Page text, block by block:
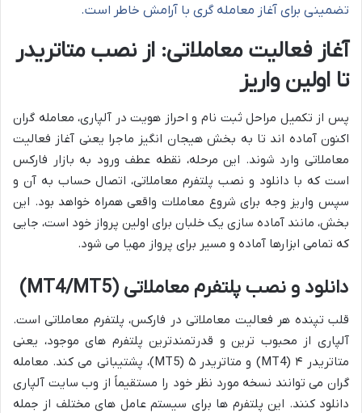
تضمینی برای آغاز معامله گری با آرامش خاطر است.
آغاز فعالیت معاملاتی: از نصب متاتریدر
تا اولین واریز
پس از تکمیل مراحل ثبت نام و احراز هویت در آلپاری، معامله گران
اکنون آماده اند تا به بخش هیجان انگیز ماجرا یعنی آغاز فعالیت
معاملاتی وارد شوند. این مرحله، نقطه عطف ورود به بازار فارکس
است که با دانلود و نصب پلتفرم معاملاتی، اتصال حساب به آن و
سپس واریز وجه برای شروع معاملات واقعی همراه خواهد بود. این
بخش، مانند آماده سازی یک خلبان برای اولین پرواز خود است، جایی
که تمامی ابزارها آماده و مسیر برای پرواز مهیا می شود.
دانلود و نصب پلتفرم معاملاتی (MT4/MT5)
قلب تپنده هر فعالیت معاملاتی در فارکس، پلتفرم معاملاتی است.
آلپاری از محبوب ترین و قدرتمندترین پلتفرم های موجود، یعنی
متاتریدر ۴ (MT4) و متاتریدر ۵ (MT5)، پشتیبانی می کند. معامله
گران می توانند نسخه مورد نظر خود را مستقیماً از وب سایت آلپاری
دانلود کنند. این پلتفرم ها برای سیستم عامل های مختلف از جمله